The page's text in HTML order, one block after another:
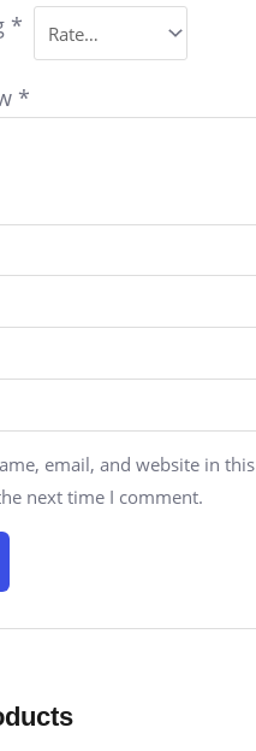
*
*
email, and website in this
next time I comment.